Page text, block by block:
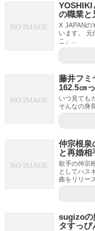
YOSHIKI
の職業と
X JAPANの
います。 元
こ」...
藤井フミ
162.5㎝
いつ見ても
そんなの身
仲宗根泉
と再婚相
歌手の仲宗
としてハス
曲をリリー
sugizoの
タすっぴ